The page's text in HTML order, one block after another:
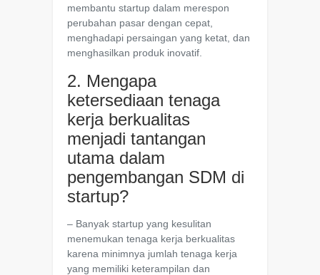
membantu startup dalam merespon
perubahan pasar dengan cepat,
menghadapi persaingan yang ketat, dan
menghasilkan produk inovatif.
2. Mengapa
ketersediaan tenaga
kerja berkualitas
menjadi tantangan
utama dalam
pengembangan SDM di
startup?
– Banyak startup yang kesulitan
menemukan tenaga kerja berkualitas
karena minimnya jumlah tenaga kerja
yang memiliki keterampilan dan